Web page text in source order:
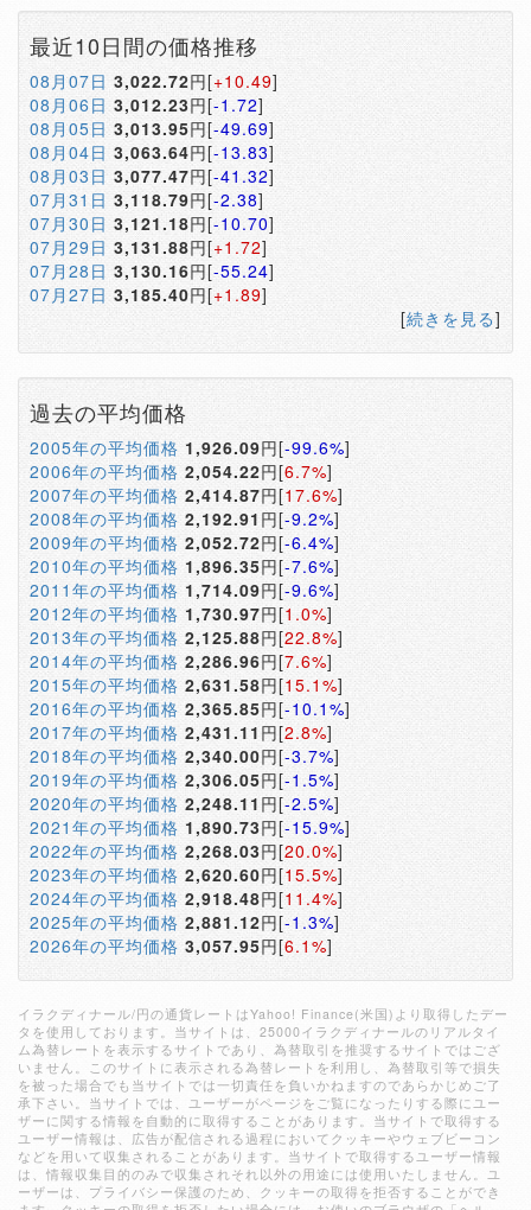
最近10日間の価格推移
08月07日 3,022.72円[+10.49]
08月06日 3,012.23円[-1.72]
08月05日 3,013.95円[-49.69]
08月04日 3,063.64円[-13.83]
08月03日 3,077.47円[-41.32]
07月31日 3,118.79円[-2.38]
07月30日 3,121.18円[-10.70]
07月29日 3,131.88円[+1.72]
07月28日 3,130.16円[-55.24]
07月27日 3,185.40円[+1.89]
[続きを見る]
過去の平均価格
2005年の平均価格 1,926.09円[-99.6%]
2006年の平均価格 2,054.22円[6.7%]
2007年の平均価格 2,414.87円[17.6%]
2008年の平均価格 2,192.91 円[-9.2%]
2009年の平均価格 2,052.72円[-6.4%]
2010年の平均価格 1,896.35円[-7.6%]
2011年の平均価格 1,714.09円[-9.6%]
2012年の平均価格 1,730.97円[1.0%]
2013年の平均価格 2,125.88円[22.8%]
2014年の平均価格 2,286.96円[7.6%]
2015年の平均価格 2,631.58円[15.1%]
2016年の平均価格 2,365.85円[-10.1%]
2017年の平均価格 2,431.11 円[2.8%]
2018年の平均価格 2,340.00円[-3.7%]
2019年の平均価格 2,306.05円[-1.5%]
2020年の平均価格 2,248.11 円[-2.5%]
2021年の平均価格 1,890.73円[-15.9%]
2022年の平均価格 2,268.03円[20.0%]
2023年の平均価格 2,620.60円[15.5%]
2024年の平均価格 2,918.48円[11.4%]
2025年の平均価格 2,881.12円[-1.3%]
2026年の平均価格 3,057.95円[6.1%]
イラクディナール/円の通貨レートはYahoo! Finance(米国)より取得したデー
タを使用しております。当サイトは、25000イラクディナールのリアルタイ
ム為替レートを表示するサイトであり、為替取引を推奨するサイトではござ
いません。このサイトに表示される為替レートを利用し、為替取引等で損失
を被った場合でも当サイトでは一切責任を負いかねますのであらかじめご了
承下さい。当サイトでは、ユーザーがページをご覧になったりする際にユー
ザーに関する情報を自動的に取得することがあります。当サイトで取得する
ユーザー情報は、広告が配信される過程においてクッキーやウェブビーコン
などを用いて収集されることがあります。当サイトで取得するユーザー情報
は、情報収集目的のみで収集されそれ以外の用途には使用いたしません。ユ
ーザーは、プライバシー保護のため、クッキーの取得を拒否することができ